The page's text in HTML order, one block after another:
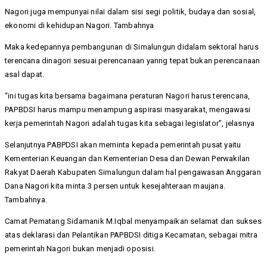
Nagori juga mempunyai nilai dalam sisi segi politik, budaya dan sosial,
ekonomi di kehidupan Nagori. Tambahnya
Maka kedepannya pembangunan di Simalungun didalam sektoral harus
terencana dinagori sesuai perencanaan yanng tepat bukan perencanaan
asal dapat.
“ini tugas kita bersama bagaimana peraturan Nagori harus terencana,
PAPBDSI harus mampu menampung aspirasi masyarakat, mengawasi
kerja pemerintah Nagori adalah tugas kita sebagai legislator”, jelasnya
Selanjutnya PABPDSI akan meminta kepada pemerintah pusat yaitu
Kementerian Keuangan dan Kementerian Desa dan Dewan Perwakilan
Rakyat Daerah Kabupaten Simalungun dalam hal pengawasan Anggaran
Dana Nagori kita minta 3 persen untuk kesejahteraan maujana.
Tambahnya.
Camat Pematang Sidamanik M.Iqbal menyampaikan selamat dan sukses
atas deklarasi dan Pelantikan PAPBDSI ditiga Kecamatan, sebagai mitra
pemerintah Nagori bukan menjadi oposisi.